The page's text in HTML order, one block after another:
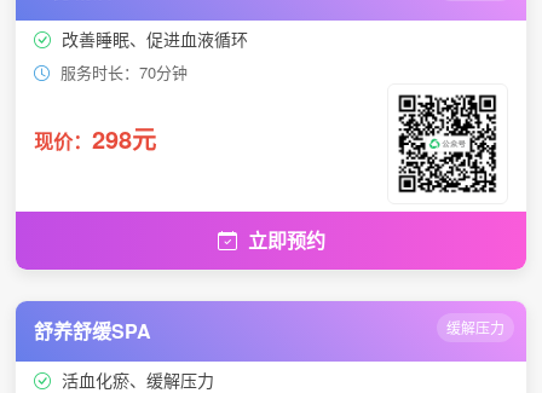
改善睡眠、促进血液循环
服务时长：70分钟
现价： 298元
立即预约
舒养舒缓SPA 缓解压力
活血化瘀、缓解压力